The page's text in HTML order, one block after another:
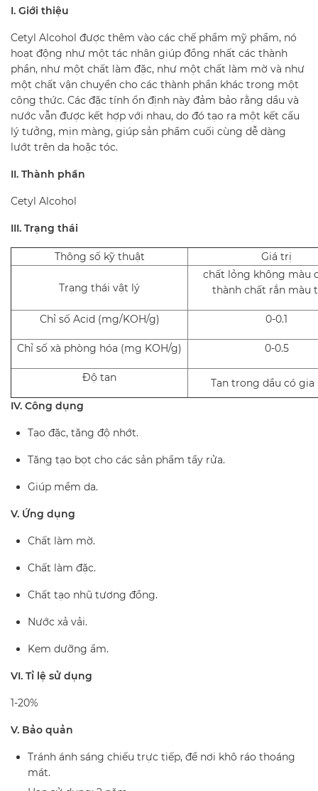
I. Giới thiệu
Cetyl Alcohol được thêm vào các chế phẩm mỹ phẩm, nó
hoạt động như một tác nhân giúp đồng nhất các thành
phần, như một chất làm đặc, như một chất làm mờ và như
một chất vận chuyển cho các thành phần khác trong một
công thức. Các đặc tính ổn định này đảm bảo rằng dầu và
nước vẫn được kết hợp với nhau, do đó tạo ra một kết cấu
lý tưởng, mịn màng, giúp sản phẩm cuối cùng dễ dàng
lướt trên da hoặc tóc.
II. Thành phần
Cetyl Alcohol
III. Trạng thái
Thông số kỹ thuật Giá trị
Trạng thái vật lý
chất lỏng không màu
thành chất rắn màu
Chỉ số Acid (mg/KOH/g) 0-0.1
Chỉ số xà phòng hóa (mg KOH/g) 0-0.5
Độ tan
Tan trong dầu có gia
IV. Công dụng
Tạo đặc, tăng độ nhớt.
Tăng tạo bọt cho các sản phẩm tẩy rửa.
Giúp mềm da.
V. Ứng dụng
Chất làm mờ.
Chất làm đặc.
Chất tạo nhũ tương đồng.
Nước xả vải.
Kem dưỡng ẩm.
VI. Tỉ lệ sử dụng
1-20%
V. Bảo quản
Tránh ánh sáng chiếu trực tiếp, để nơi khô ráo thoáng
mát.